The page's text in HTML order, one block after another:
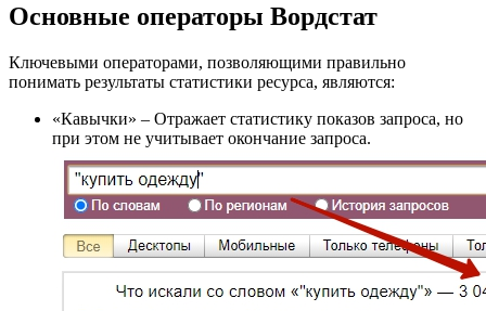
Основные операторы Вордстат
Ключевыми операторами, позволяющими правильно
понимать результаты статистики ресурса, являются:
«Кавычки» – Отражает статистику показов запроса, но
при этом не учитывает окончание запроса.